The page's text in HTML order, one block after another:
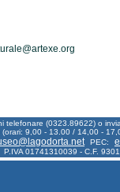
telefonare (0323.89622) o
(orari: 9,00 - 13.00 / 14,00 -
PEC:
P.IVA 01741310039 - C.F.